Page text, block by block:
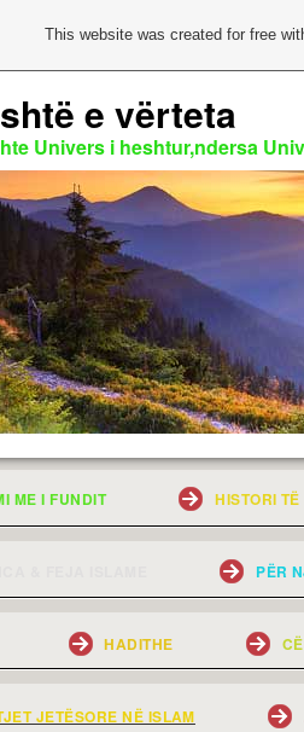
e vërteta
Univers i heshtur,ndersa
ME I FUNDIT HISTORI
PËR
HADITHE
JETËSORE NË ISLAM
This website was created for free